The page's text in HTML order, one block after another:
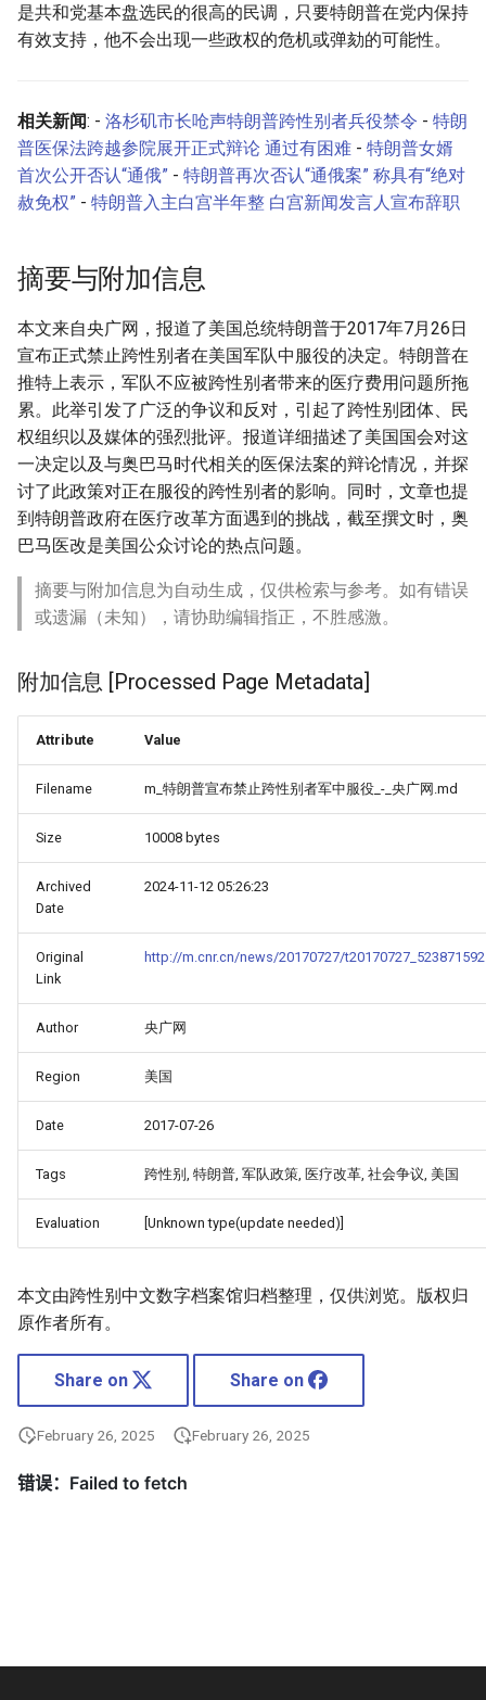
是共和党基本盘选民的很高的民调，只要特朗普在党内保持
有效支持，他不会出现一些政权的危机或弹劾的可能性。
相关新闻: - 洛杉矶市长呛声特朗普跨性别者兵役禁令 - 特朗
普医保法跨越参院展开正式辩论 通过有困难 - 特朗普女婿
首次公开否认“通俄” - 特朗普再次否认“通俄案” 称具有“绝对
赦免权” - 特朗普入主白宫半年整 白宫新闻发言人宣布辞职
摘要与附加信息
本文来自央广网，报道了美国总统特朗普于2017年7月26日
宣布正式禁止跨性别者在美国军队中服役的决定。特朗普在
推特上表示，军队不应被跨性别者带来的医疗费用问题所拖
累。此举引发了广泛的争议和反对，引起了跨性别团体、民
权组织以及媒体的强烈批评。报道详细描述了美国国会对这
一决定以及与奥巴马时代相关的医保法案的辩论情况，并探
讨了此政策对正在服役的跨性别者的影响。同时，文章也提
到特朗普政府在医疗改革方面遇到的挑战，截至撰文时，奥
巴马医改是美国公众讨论的热点问题。
摘要与附加信息为自动生成，仅供检索与参考。如有错误
或遗漏（未知），请协助编辑指正，不胜感激。
附加信息 [Processed Page Metadata]
Attribute Value
Filename m_特朗普宣布禁止跨性别者军中服役_-_央广网.md
Size 10008 bytes
Archived
Date
2024-11-12 05:26:23
Original
Link
http://m.cnr.cn/news/20170727/
Author 央广网
Region 美国
Date 2017-07-26
Tags 跨性别, 特朗普, 军队政策, 医疗改革, 社会争议, 美国
Evaluation [Unknown type(update needed)]
本文由跨性别中文数字档案馆归档整理，仅供浏览。版权归
原作者所有。
Share on Share on
February 26, 2025 February 26, 2025